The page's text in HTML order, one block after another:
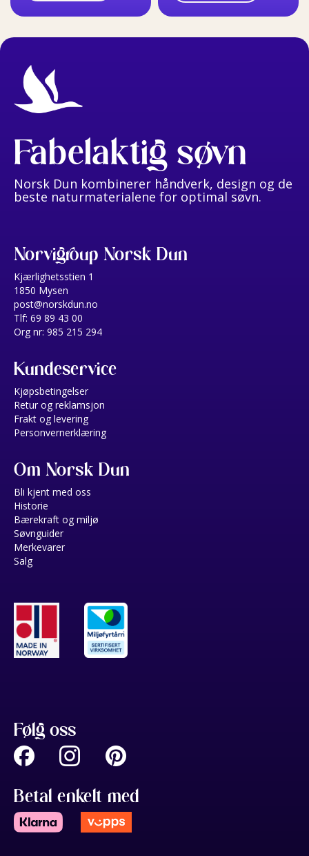
Fabelaktig søvn
Norsk Dun kombinerer håndverk, design og de
beste naturmaterialene for optimal søvn.
Norvigroup Norsk Dun
Kjærlighetsstien 1
1850 Mysen
post@norskdun.no
Tlf: 69 89 43 00
Org nr: 985 215 294
Kundeservice
Kjøpsbetingelser
Retur og reklamsjon
Frakt og levering
Personvernerklæring
Om Norsk Dun
Bli kjent med oss
Historie
Bærekraft og miljø
Søvnguider
Merkevarer
Salg
Følg oss
Betal enkelt med